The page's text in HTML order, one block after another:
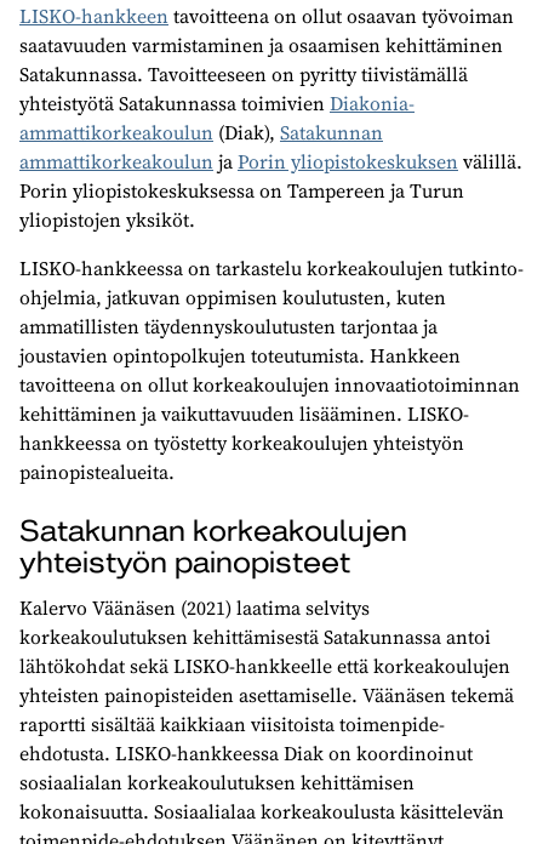
LISKO-hankkeentavoitteena on ollut osaavan työvoiman
saatavuuden varmistaminen ja osaamisen kehittäminen
Satakunnassa. Tavoitteeseen on pyritty tiivistämällä
yhteistyötä Satakunnassa toimivienDiakonia-
ammattikorkeakoulun (Diak), Satakunnan
ammattikorkeakoulunjaPorin yliopistokeskuksenvälillä.
Porin yliopistokeskuksessa on Tampereen ja Turun
yliopistojen yksiköt.
LISKO-hankkeessa on tarkastelu korkeakoulujen tutkinto-
ohjelmia, jatkuvan oppimisen koulutusten, kuten
ammatillisten täydennyskoulutusten tarjontaa ja
joustavien opintopolkujen toteutumista. Hankkeen
tavoitteena on ollut korkeakoulujen innovaatiotoiminnan
kehittäminen ja vaikuttavuuden lisääminen. LISKO-
hankkeessa on työstetty korkeakoulujen yhteistyön
painopistealueita.
Satakunnan korkeakoulujen
yhteistyön painopisteet
Kalervo Väänäsen (2021) laatima selvitys
korkeakoulutuksen kehittämisestä Satakunnassa antoi
lähtökohdat sekä LISKO-hankkeelle että korkeakoulujen
yhteisten painopisteiden asettamiselle. Väänäsen tekemä
raportti sisältää kaikkiaan viisitoista toimenpide-
ehdotusta. LISKO-hankkeessa Diak on koordinoinut
sosiaalialan korkeakoulutuksen kehittämisen
kokonaisuutta. Sosiaalialaa korkeakoulusta käsittelevän